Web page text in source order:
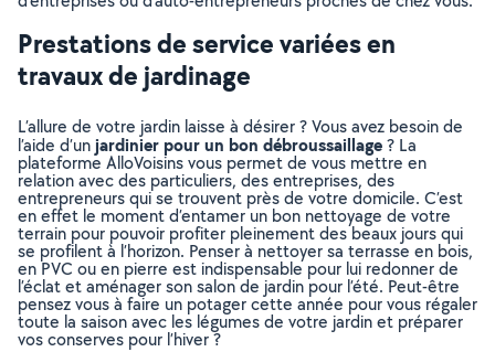
Prestations de service variées en
travaux de jardinage
L’allure de votre jardin laisse à désirer ? Vous avez besoin de
l’aide d’unjardinier pour un bon débroussaillage? La
plateforme AlloVoisins vous permet de vous mettre en
relation avec des particuliers, des entreprises, des
entrepreneurs qui se trouvent près de votre domicile. C’est
en effet le moment d’entamer un bon nettoyage de votre
terrain pour pouvoir profiter pleinement des beaux jours qui
se profilent à l’horizon. Penser à nettoyer sa terrasse en bois,
en PVC ou en pierre est indispensable pour lui redonner de
l’éclat et aménager son salon de jardin pour l’été. Peut-être
pensez vous à faire un potager cette année pour vous régaler
toute la saison avec les légumes de votre jardin et préparer
vos conserves pour l’hiver ?